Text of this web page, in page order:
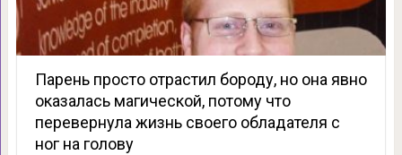
Парень просто отрастил бороду, но она явно
оказалась магической, потому что
перевернула жизнь своего обладателя с
ног на голову